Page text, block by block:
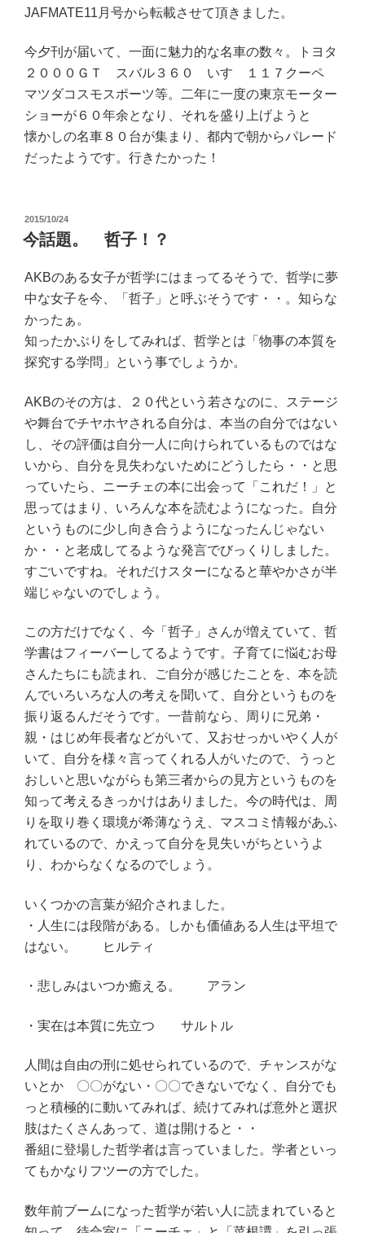
JAFMATE11月号から転載させて頂きました。
今夕刊が届いて、一面に魅力的な名車の数々。トヨタ
２０００ＧＴ スバル３６０ いすゞ１１７クーペ
マツダコスモスポーツ等。二年に一度の東京モーター
ショーが６０年余となり、それを盛り上げようと
懐かしの名車８０台が集まり、都内で朝からパレード
だったようです。行きたかった！
投
稿
日:
2015/10/24
今話題。 哲子！？
AKBのある女子が哲学にはまってるそうで、哲学に夢
中な女子を今、「哲子」と呼ぶそうです・・。知らな
かったぁ。
知ったかぶりをしてみれば、哲学とは「物事の本質を
探究する学問」という事でしょうか。
AKBのその方は、２０代という若さなのに、ステージ
や舞台でチヤホヤされる自分は、本当の自分ではない
し、その評価は自分一人に向けられているものではな
いから、自分を見失わないためにどうしたら・・と思
っていたら、ニーチェの本に出会って「これだ！」と
思ってはまり、いろんな本を読むようになった。自分
というものに少し向き合うようになったんじゃない
か・・と老成してるような発言でびっくりしました。
すごいですね。それだけスターになると華やかさが半
端じゃないのでしょう。
この方だけでなく、今「哲子」さんが増えていて、哲
学書はフィーバーしてるようです。子育てに悩むお母
さんたちにも読まれ、ご自分が感じたことを、本を読
んでいろいろな人の考えを聞いて、自分というものを
振り返るんだそうです。一昔前なら、周りに兄弟・
親・はじめ年長者などがいて、又おせっかいやく人が
いて、自分を様々言ってくれる人がいたので、うっと
おしいと思いながらも第三者からの見方というものを
知って考えるきっかけはありました。今の時代は、周
りを取り巻く環境が希薄なうえ、マスコミ情報があふ
れているので、かえって自分を見失いがちというよ
り、わからなくなるのでしょう。
いくつかの言葉が紹介されました。
・人生には段階がある。しかも価値ある人生は平坦で
はない。 ヒルティ
・悲しみはいつか癒える。 アラン
・実在は本質に先立つ サルトル
人間は自由の刑に処せられているので、チャンスがな
いとか 〇〇がない・〇〇できないでなく、自分でも
っと積極的に動いてみれば、続けてみれば意外と選択
肢はたくさんあって、道は開けると・・
番組に登場した哲学者は言っていました。学者といっ
てもかなりフツーの方でした。
数年前ブームになった哲学が若い人に読まれていると